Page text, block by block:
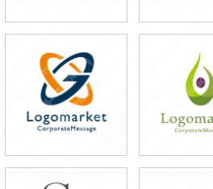
49,800円
(税込54,780円)
49,800
(税込